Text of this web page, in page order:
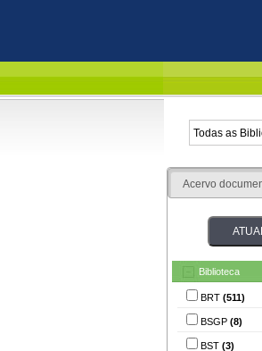
Acervo
Biblioteca
BRT (511)
BSGP (8)
BST (3)